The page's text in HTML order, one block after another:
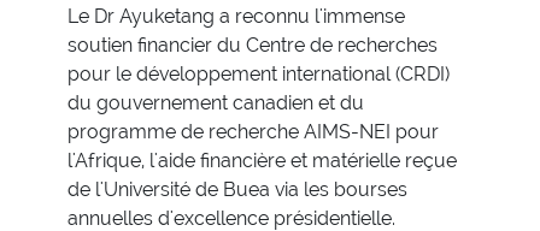
Le Dr Ayuketang a reconnu l'immense
soutien financier du Centre de recherches
pour le développement international (CRDI)
du gouvernement canadien et du
programme de recherche AIMS-NEI pour
l'Afrique, l'aide financière et matérielle reçue
de l'Université de Buea via les bourses
annuelles d'excellence présidentielle.